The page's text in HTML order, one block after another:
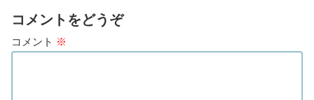
コメントをどうぞ
コメント ※